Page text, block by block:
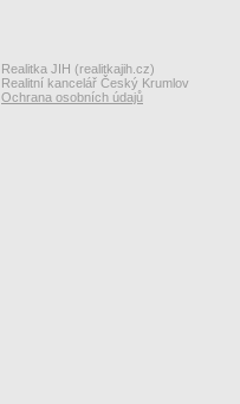
Realitka JIH (realitkajih.cz)
Realitní kancelář Český Krumlov
Ochrana osobních údajů